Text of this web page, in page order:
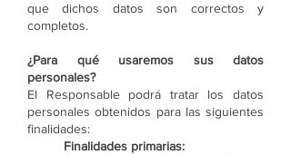
que dichos datos son correctos y
completos.
¿Para qué usaremos sus datos
personales?
El Responsable podrá tratar los datos
personales obtenidos para las siguientes
finalidades:
Finalidades primarias: